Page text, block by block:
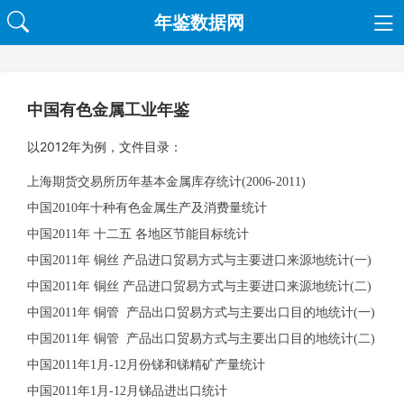
年鉴数据网
中国有色金属工业年鉴
以2012年为例，文件目录：
上海期货交易所历年基本金属库存统计(2006-2011)
中国2010年十种有色金属生产及消费量统计
中国2011年 十二五 各地区节能目标统计
中国2011年 铜丝 产品进口贸易方式与主要进口来源地统计(一)
中国2011年 铜丝 产品进口贸易方式与主要进口来源地统计(二)
中国2011年 铜管 产品出口贸易方式与主要出口目的地统计(一)
中国2011年 铜管 产品出口贸易方式与主要出口目的地统计(二)
中国2011年1月-12月份锑和锑精矿产量统计
中国2011年1月-12月锑品进出口统计